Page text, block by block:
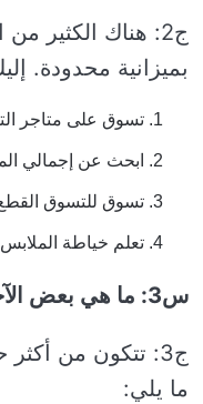
ج2: هناك الكثير
بميزانية محدودة.
تسوق على متاجر
ابحث عن إجمالي
تسوق للتسوق القطع
تعلم خياطة الملابس
س3: ما هي بعض الآخر صيحات الهوس للسيدات؟
ج3: تتكون من
ما يلي: